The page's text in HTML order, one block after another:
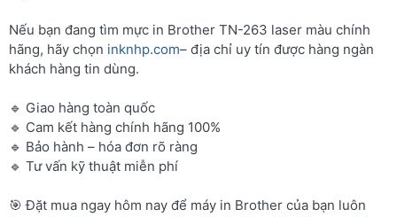
Nếu bạn đang tìm mực in Brother TN-263 laser màu chính
hãng, hãy chọn inknhp.com– địa chỉ uy tín được hàng ngàn
khách hàng tin dùng.
🔹 Giao hàng toàn quốc
🔹 Cam kết hàng chính hãng 100%
🔹 Bảo hành – hóa đơn rõ ràng
🔹 Tư vấn kỹ thuật miễn phí
🎯 Đặt mua ngay hôm nay để máy in Brother của bạn luôn